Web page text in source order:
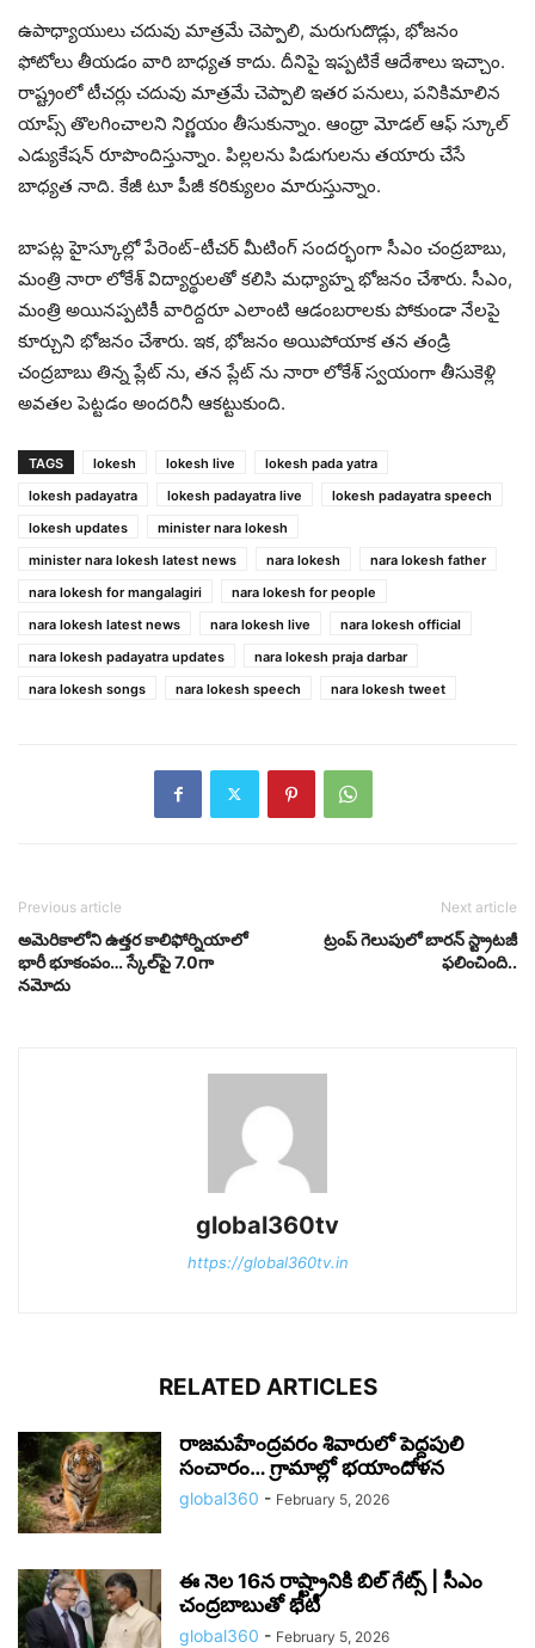
ఉపాధ్యాయులు చదువు మాత్రమే చెప్పాలి, మరుగుదొడ్లు, భోజనం
ఫోటోలు తీయడం వారి బాధ్యత కాదు. దీనిపై ఇప్పటికే ఆదేశాలు ఇచ్చాం.
రాష్ట్రంలో టీచర్లు చదువు మాత్రమే చెప్పాలి ఇతర పనులు, పనికిమాలిన
యాప్స్ తొలగించాలని నిర్ణయం తీసుకున్నాం. ఆంధ్రా మోడల్ ఆఫ్ స్కూల్
ఎడ్యుకేషన్ రూపొందిస్తున్నాం. పిల్లలను పిడుగులను తయారు చేసే
బాధ్యత నాది. కేజీ టూ పీజీ కరిక్యులం మారుస్తున్నాం.
బాపట్ల హైస్కూల్లో పేరెంట్-టీచర్ మీటింగ్ సందర్భంగా సీఎం చంద్రబాబు,
మంత్రి నారా లోకేశ్ విద్యార్థులతో కలిసి మధ్యాహ్న భోజనం చేశారు. సీఎం,
మంత్రి అయినప్పటికీ వారిద్దరూ ఎలాంటి ఆడంబరాలకు పోకుండా నేలపై
కూర్చుని భోజనం చేశారు. ఇక, భోజనం అయిపోయాక తన తండ్రి
చంద్రబాబు తిన్న ప్లేట్ ను, తన ప్లేట్ ను నారా లోకేశ్ స్వయంగా తీసుకెళ్లి
అవతల పెట్టడం అందరినీ ఆకట్టుకుంది.
TAGS lokesh lokesh live
lokesh pada yatra
lokesh padayatra
lokesh padayatra live
lokesh padayatra speech
lokesh updates
minister nara lokesh
minister nara lokesh latest news
nara lokesh
nara lokesh father
nara lokesh for mangalagiri
nara lokesh for people
nara lokesh latest news
nara lokesh live
nara lokesh official
nara lokesh padayatra updates
nara lokesh praja darbar
nara lokesh songs
nara lokesh speech nara lokesh tweet
Previous article
అమెరికాలోని ఉత్తర కాలిఫోర్నియాలో
భారీ భూకంపం… స్కేల్‌పై 7.0గా
నమోదు
Next article
ట్రంప్ గెలుపులో బారన్ స్ట్రాటజీ
ఫలించింది..
global360tv
https://global360tv.in
RELATED ARTICLES
రాజమహేంద్రవరం శివారులో పెద్దపులి
సంచారం… గ్రామాల్లో భయాందోళన
global360 - February 5, 2026
ఈ నెల 16న రాష్ట్రానికి బిల్‌ గేట్స్‌ | సీఎం
చంద్రబాబుతో భేటీ
global360 - February 5, 2026